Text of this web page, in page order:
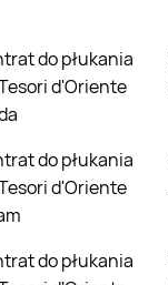
d'Oriente
d'Oriente